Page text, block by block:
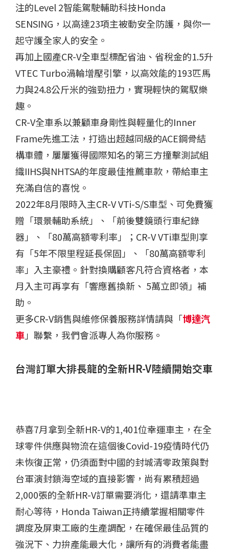
注的Level 2智能駕駛輔助科技Honda
SENSING，以高達23項主被動安全防護，與你一
起守護全家人的安全。
再加上國產CR-V全車型標配省油、省稅金的1.5升
VTEC Turbo渦輪增壓引擎，以高效能的193匹馬
力與24.8公斤米的強勁扭力，實現輕快的駕馭樂
趣。
CR-V全車系以兼顧車身剛性與輕量化的Inner
Frame先進工法，打造出超越同級的ACE鋼骨結
構車體，屢屢獲得國際知名的第三方撞擊測試組
織IIHS與NHTSA的年度最佳推薦車款，帶給車主
充滿自信的喜悅。
2022年8月限時入主CR-V VTi-S/S車型、可免費獲
贈「環景輔助系統」、「前後雙鏡頭行車紀錄
器」、「80萬高額零利率」；CR-V VTi車型則享
有「5年不限里程延長保固」、「80萬高額零利
率」入主豪禮。針對換購顧客凡符合資格者，本
月入主可再享有「響應舊換新、 5萬立即領」補
助。
更多CR-V銷售與維修保養服務詳情請與「博達汽
車」聯繫，我們會派專人為你服務。
台灣訂單大排長龍的全新HR-V陸續開始交車
恭喜7月拿到全新HR-V的1,401位幸運車主，在全
球零件供應與物流在這個後Covid-19疫情時代仍
未恢復正常，仍須面對中國的封城清零政策與對
台軍演封鎖海空域的直接影響，尚有累積超過
2,000張的全新HR-V訂單需要消化，還請準車主
耐心等待，Honda Taiwan正持續掌握相關零件
調度及屏東工廠的生產調配，在確保最佳品質的
強況下、力拚產能最大化，讓所有的消費者能盡